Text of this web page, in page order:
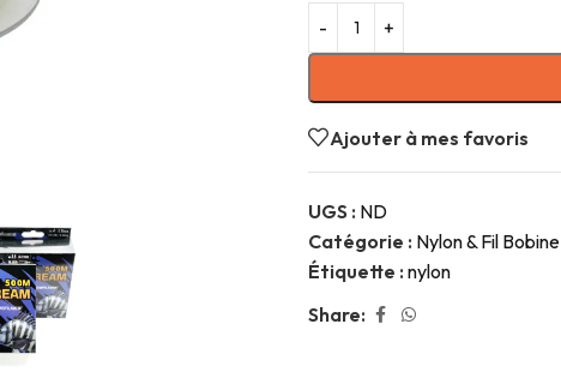
Ajouter à mes favoris
UGS : ND
Catégorie : Nylon & Fil Bobine
Étiquette : nylon
Share: